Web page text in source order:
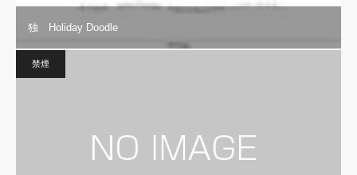
独 Holiday Doodle
禁煙